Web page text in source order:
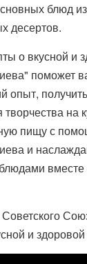
блюд
десертов.
о вкусной и
поможет
опыт,
на
пищу с
и
и